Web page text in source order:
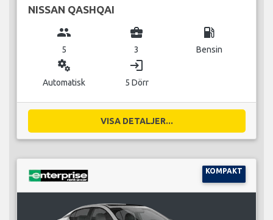
NISSAN QASHQAI
group
5
business_center
3
local_gas_station
Bensin
miscellaneous_services
Automatisk
login
5 Dörr
VISA DETALJER...
KOMPAKT